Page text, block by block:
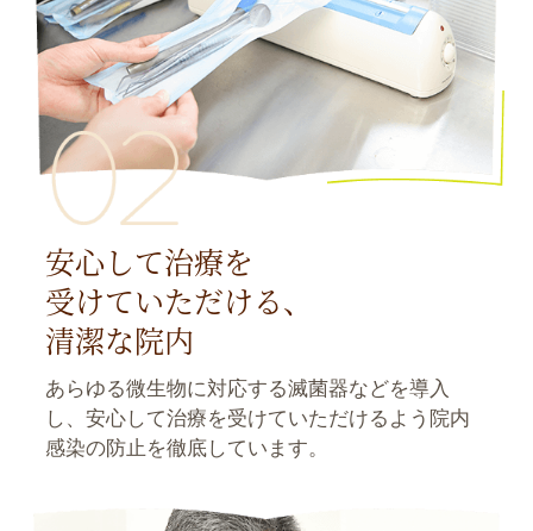
安心して治療を
受けていただける、
清潔な院内
あらゆる微生物に対応する滅菌器などを導入
し、安心して治療を受けていただけるよう院内
感染の防止を徹底しています。